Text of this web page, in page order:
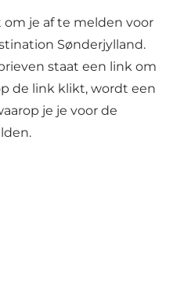
je af te melden voor
Sønderjylland.
staat een link om
de link klikt, wordt een
je je voor de